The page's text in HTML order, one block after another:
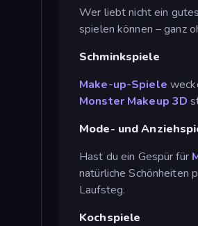
Wer liebt nicht ein
spielen können – ganz
Schminkspiele
Make-up-Spiele
Monster Makeup 3D
Mode- und
Hast du ein Gespür für
natürliche Schönheiten
Laufsteg.
Kochspiele